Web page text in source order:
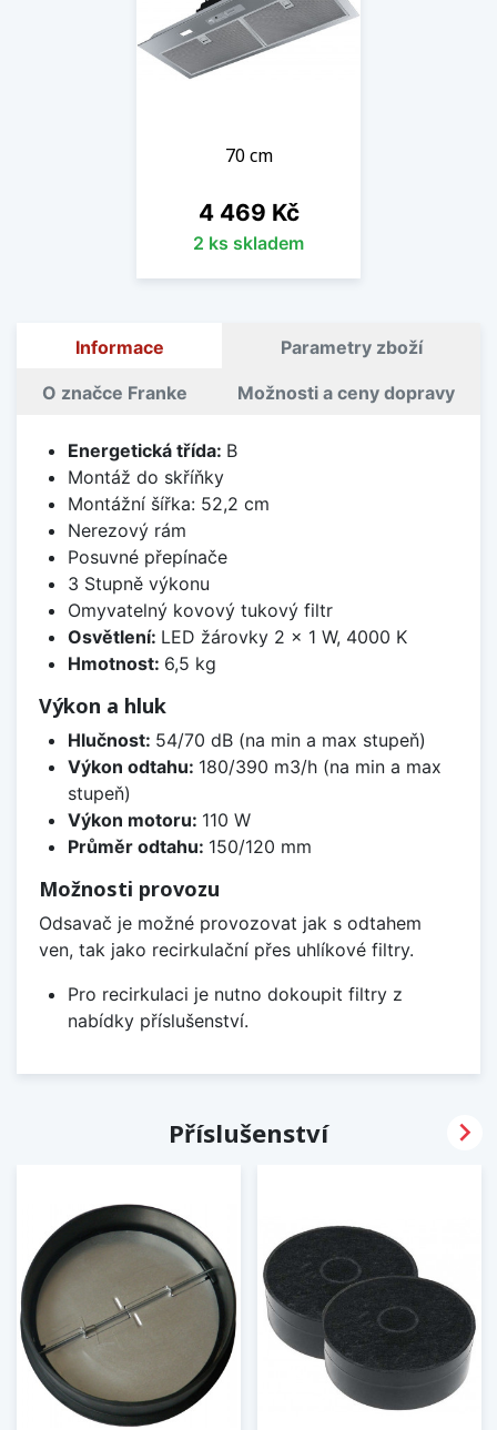
70 cm
Cena
4 469 Kč
2 ks skladem
Informace Parametry zboží
O značce Franke Možnosti a ceny dopravy
Energetická třída: B
Montáž do skříňky
Montážní šířka: 52,2 cm
Nerezový rám
Posuvné přepínače
3 Stupně výkonu
Omyvatelný kovový tukový filtr
Osvětlení: LED žárovky 2 × 1 W, 4000 K
Hmotnost: 6,5 kg
Výkon a hluk
Hlučnost: 54/70 dB (na min a max stupeň)
Výkon odtahu: 180/390 m3/h (na min a max
stupeň)
Výkon motoru: 110 W
Průměr odtahu: 150/120 mm
Možnosti provozu
Odsavač je možné provozovat jak s odtahem
ven, tak jako recirkulační přes uhlíkové filtry.
Pro recirkulaci je nutno dokoupit filtry z
nabídky příslušenství.
Příslušenství 